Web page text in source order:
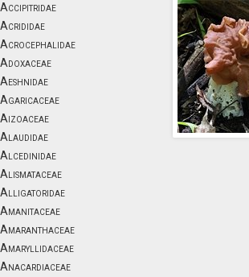
Accipitridae
Acrididae
Acrocephalidae
Adoxaceae
Aeshnidae
Agaricaceae
Aizoaceae
Alaudidae
Alcedinidae
Alismataceae
Alligatoridae
Amanitaceae
Amaranthaceae
Amaryllidaceae
Anacardiaceae